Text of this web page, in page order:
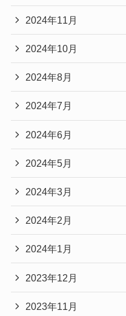
2024年11月
2024年10月
2024年8月
2024年7月
2024年6月
2024年5月
2024年3月
2024年2月
2024年1月
2023年12月
2023年11月